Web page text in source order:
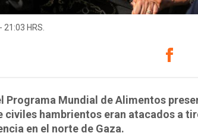
21:03 HRS.
Programa Mundial de Alimentos
civiles hambrientos eran atacados a
en el norte de Gaza.